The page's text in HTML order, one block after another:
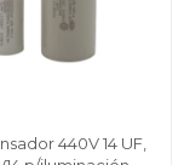
440V 14 UF,